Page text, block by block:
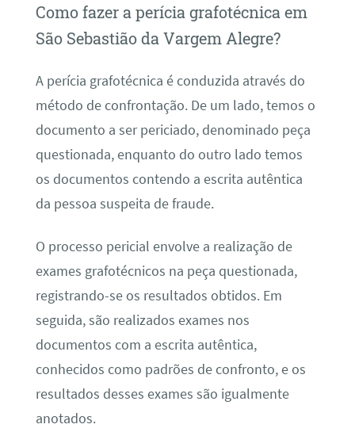
Como fazer a perícia grafotécnica em
São Sebastião da Vargem Alegre?
A perícia grafotécnica é conduzida através do
método de confrontação. De um lado, temos o
documento a ser periciado, denominado peça
questionada, enquanto do outro lado temos
os documentos contendo a escrita autêntica
da pessoa suspeita de fraude.
O processo pericial envolve a realização de
exames grafotécnicos na peça questionada,
registrando-se os resultados obtidos. Em
seguida, são realizados exames nos
documentos com a escrita autêntica,
conhecidos como padrões de confronto, e os
resultados desses exames são igualmente
anotados.